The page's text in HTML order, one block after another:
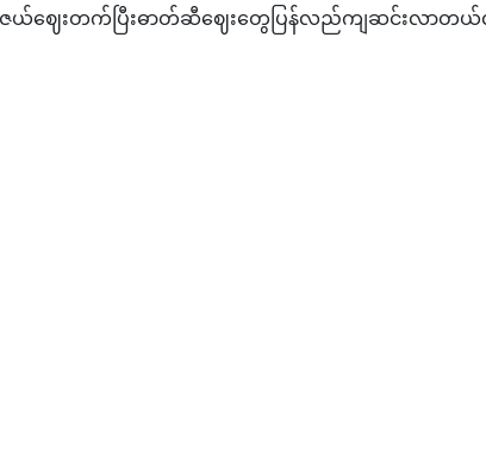
းတက်ပြီးဓာတ်ဆီဈေးတွေပြန်လည်ကျဆင်းလာတယ်လို့
င့် (ရနောင်း-ကော့သောင်း-ရန်ကုန်) သို့ ကမ်းရိုးတန်း ဆိပ်ကမ်းမှ ကွန်တိ
တင်မဲပေးရန် ပုံစံ(၁၅)လက်ခံမည့် ရက်ထပ်တိုး